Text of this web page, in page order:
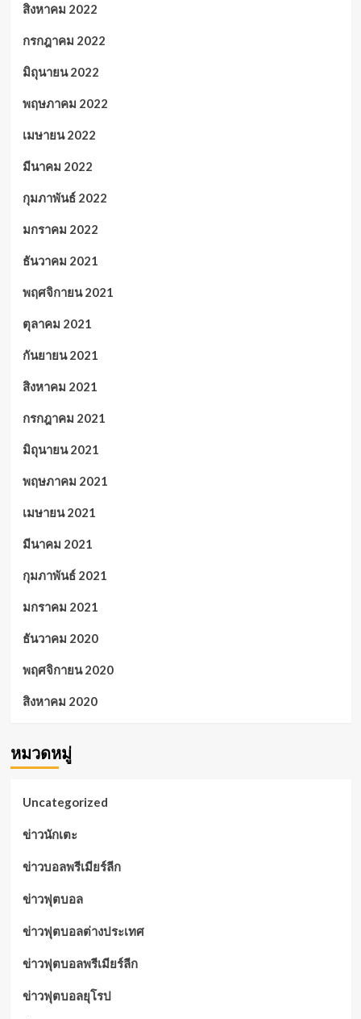
สิงหาคม 2022
กรกฎาคม 2022
มิถุนายน 2022
พฤษภาคม 2022
เมษายน 2022
มีนาคม 2022
กุมภาพันธ์ 2022
มกราคม 2022
ธันวาคม 2021
พฤศจิกายน 2021
ตุลาคม 2021
กันยายน 2021
สิงหาคม 2021
กรกฎาคม 2021
มิถุนายน 2021
พฤษภาคม 2021
เมษายน 2021
มีนาคม 2021
กุมภาพันธ์ 2021
มกราคม 2021
ธันวาคม 2020
พฤศจิกายน 2020
สิงหาคม 2020
หมวดหมู่
Uncategorized
ข่าวนักเตะ
ข่าวบอลพรีเมียร์ลีก
ข่าวฟุตบอล
ข่าวฟุตบอลต่างประเทศ
ข่าวฟุตบอลพรีเมียร์ลีก
ข่าวฟุตบอลยุโรป